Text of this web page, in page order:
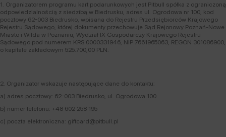
1. Organizatorem programu kart podarunkowych jest Pitbull spółka z ograniczoną
odpowiedzialnością z siedzibą w Biedrusku, adres ul. Ogrodowa nr 100, kod
pocztowy 62-003 Biedrusko, wpisana do Rejestru Przedsiębiorców Krajowego
Rejestru Sądowego, której dokumenty przechowuje Sąd Rejonowy Poznań-Nowe
Miasto i Wilda w Poznaniu, Wydział IX Gospodarczy Krajowego Rejestru
Sądowego pod numerem KRS 0000331946, NIP 7661965063, REGON 301086900,
o kapitale zakładowym 525.700,00 PLN.
2. Organizator wskazuje następujące dane do kontaktu:
a) adres pocztowy: 62-003 Biedrusko, ul. Ogrodowa 100
b) numer telefonu: +48 602 258 195
c) poczta elektroniczna: giftcard@pitbull.pl